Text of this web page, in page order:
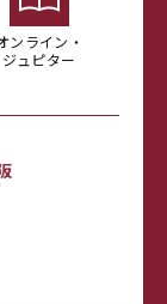
ンライン・
ジュピター